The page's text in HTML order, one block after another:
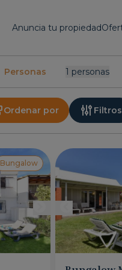
Anuncia tu propiedad
Personas 1 Personas
Ordenar por Filtros
Bungalow